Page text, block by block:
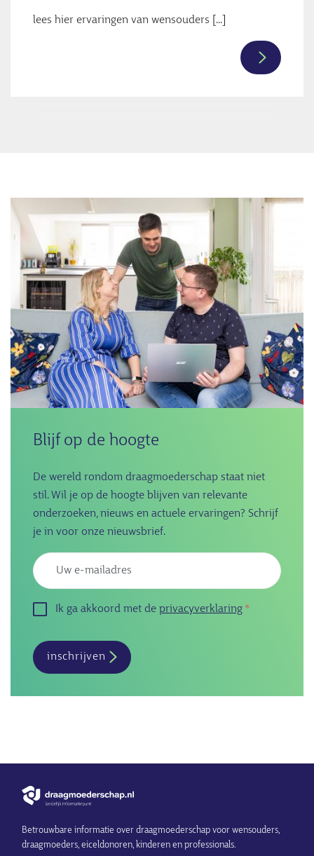
lees hier ervaringen van wensouders [...]
Lees
Blijf op de hoogte
De wereld rondom draagmoederschap staat niet
stil. Wil je op de hoogte blijven van relevante
onderzoeken, nieuws en actuele ervaringen? Schrijf
je in voor onze nieuwsbrief.
Ik ga akkoord met de privacyverklaring
inschrijven
Betrouwbare informatie over draagmoederschap voor wensouders,
draagmoeders, eiceldonoren, kinderen en professionals.